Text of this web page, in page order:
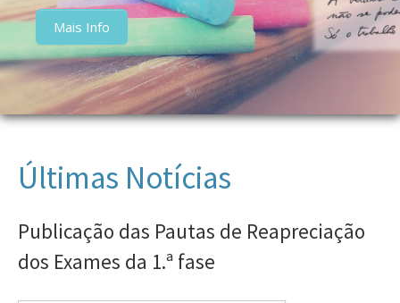
CEBS
Oferta Formativa
Notícias
Mais Info
Últimas Notícias
Publicação das Pautas de Reapreciação
dos Exames da 1.ª fase